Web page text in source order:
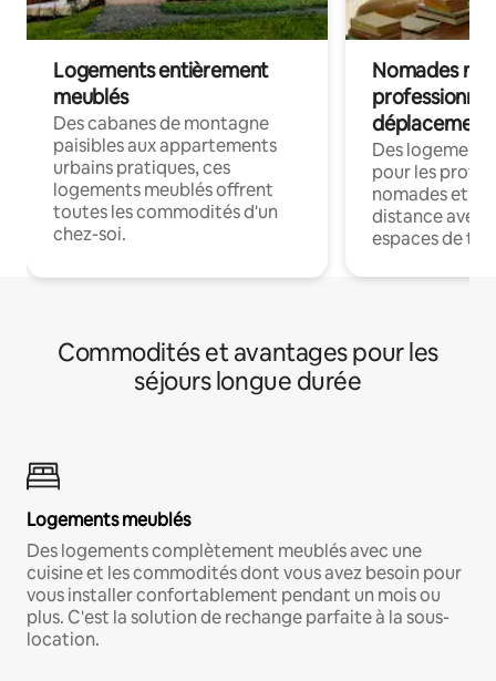
Logements entièrement
meublés
Des cabanes de montagne
paisibles aux appartements
urbains pratiques, ces
logements meublés offrent
toutes les commodités d'un
chez-soi.
Nomades
déplacement
Des
pour les
nomades et
distance avec
espaces de
Commodités et avantages pour les
séjours longue durée
Logements meublés
Des logements complètement meublés avec une
cuisine et les commodités dont vous avez besoin pour
vous installer confortablement pendant un mois ou
plus. C'est la solution de rechange parfaite à la sous-
location.